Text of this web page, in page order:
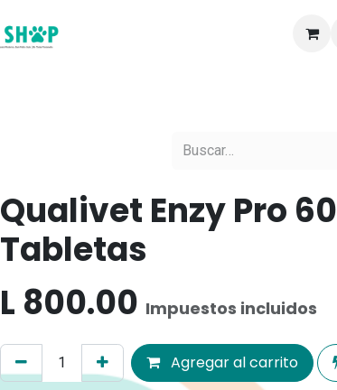
Qualivet Enzy Pro 60
Tabletas
L 800.00 Impuestos incluidos
Agregar al carrito